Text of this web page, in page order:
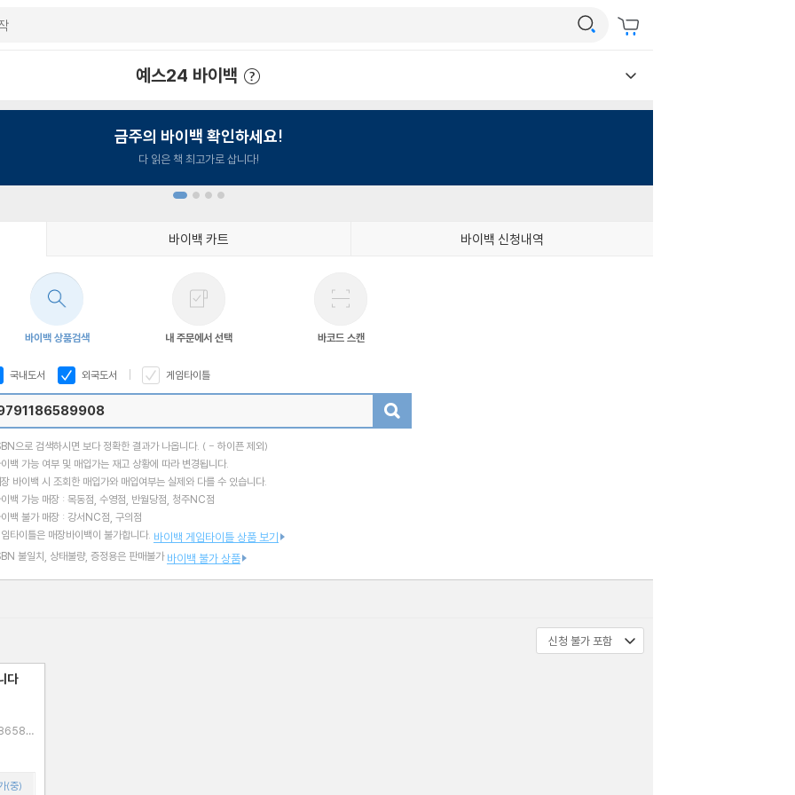
예스24 바이백
금주의 바이백 확인하세요!
다 읽은 책 최고가로 삽니다!
바이백 카트 바이백 신청내역
바이백 상품검색 내 주문에서 선택 바코드 스캔
국내도서 외국도서 게임타이틀
으로 검색하시면 보다 정확한 결과가 나옵니다. ( - 하이픈 제외)
백 가능 여부 및 매입가는 재고 상황에 따라 변경됩니다.
바이백 시 조회한 매입가와 매입여부는 실제와 다를 수 있습니다.
백 가능 매장 : 목동점, 수영점, 반월당점, 청주NC점
백 불가 매장 : 강서NC점, 구의점
타이틀은 매장바이백이 불가합니다. 바이백 게임타이틀 상품 보기
불일치, 상태불량, 증정용은 판매불가 바이백 불가 상품
다
(중)